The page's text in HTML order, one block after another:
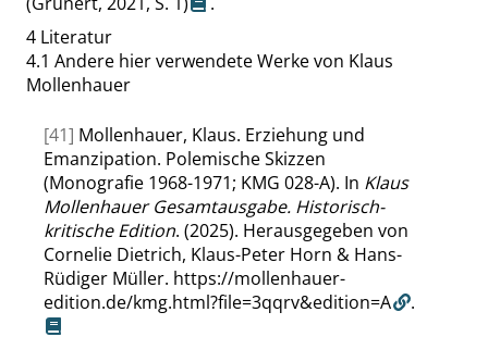
4 Literatur
4.1 Andere hier verwendete Werke von Klaus
Mollenhauer
[41] Mollenhauer, Klaus. Erziehung und
Emanzipation. Polemische Skizzen
(Monografie 1968-1971; KMG 028-A). In Klaus
Mollenhauer Gesamtausgabe. Historisch-
kritische Edition. (2025). Herausgegeben von
Cornelie Dietrich, Klaus-Peter Horn & Hans-
Rüdiger Müller. https://mollenhauer-
edition.de/kmg.html?file=3qqrv&edition=A
.